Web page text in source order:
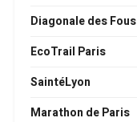
Diagonale des Fous
EcoTrail Paris
SaintéLyon
Marathon de Paris